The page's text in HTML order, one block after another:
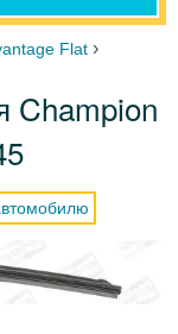
Flat ›
Champion